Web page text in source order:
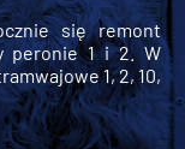
się remont
peronie 1 i 2. W
1, 2, 10,